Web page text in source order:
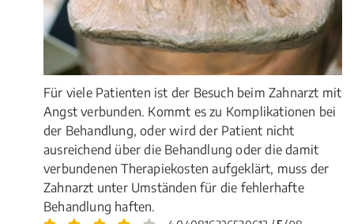
Für viele Patienten ist der Besuch beim Zahnarzt mit
Angst verbunden. Kommt es zu Komplikationen bei
der Behandlung, oder wird der Patient nicht
ausreichend über die Behandlung oder die damit
verbundenen Therapiekosten aufgeklärt, muss der
Zahnarzt unter Umständen für die fehlerhafte
Behandlung haften.